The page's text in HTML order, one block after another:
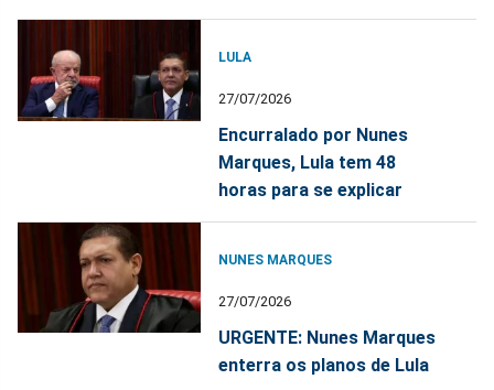
LULA
27/07/2026
Encurralado por Nunes
Marques, Lula tem 48
horas para se explicar
NUNES MARQUES
27/07/2026
URGENTE: Nunes Marques
enterra os planos de Lula